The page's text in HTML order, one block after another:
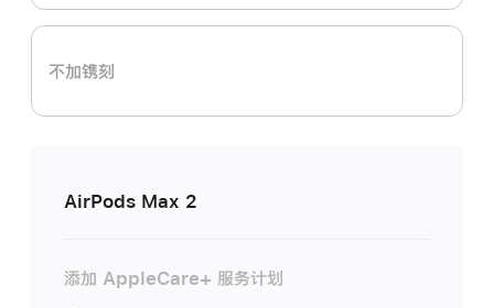
不加镌刻
AirPods Max 2
添加 AppleCare+ 服务计划